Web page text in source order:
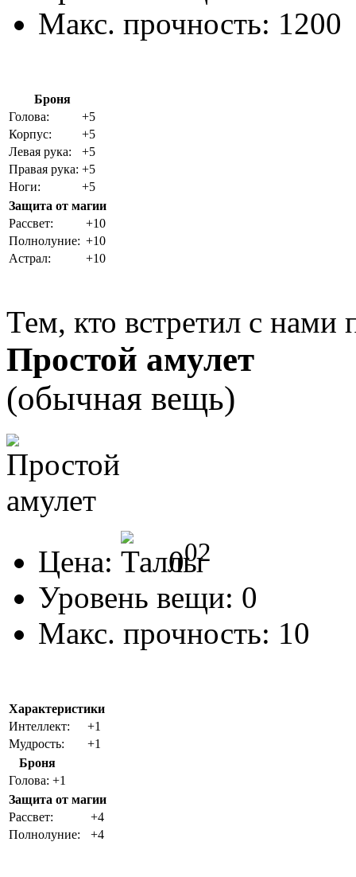
Макс. прочность: 1200
Броня
Голова:
+5
Корпус:
+5
Левая рука:
+5
Правая рука: +5
Ноги:
+5
Защита от магии
Рассвет:
+10
Полнолуние: +10
Астрал:
+10
Тем, кто встретил с нами
Простой амулет
(обычная вещь)
Цена: 002
Уровень вещи: 0
Макс. прочность: 10
Характеристики
Интеллект:
+1
Мудрость:
+1
Броня
Голова: +1
Защита от магии
Рассвет:
+4
Полнолуние:
+4